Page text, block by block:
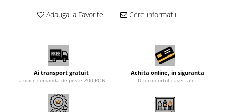
Adauga la Favorite Cere informatii
Ai transport gratuit
La orice comanda de peste 200 RON
Achita online, in siguranta
DIn confortul casei tale.